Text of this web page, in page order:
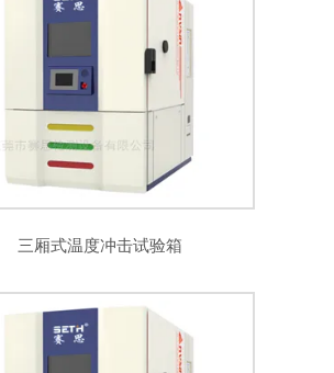
三厢式温度冲击试验箱